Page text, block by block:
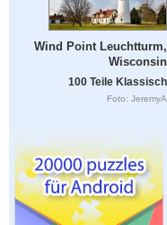
Wind Point Leuchtturm,
Wisconsin
100 Teile Klassisch
Foto: JeremyA